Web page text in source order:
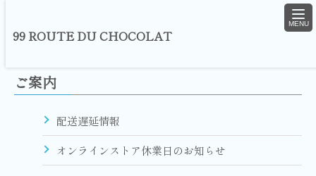
99 ROUTE DU CHOCOLAT
ご案内
配送遅延情報
オンラインストア休業日のお知らせ